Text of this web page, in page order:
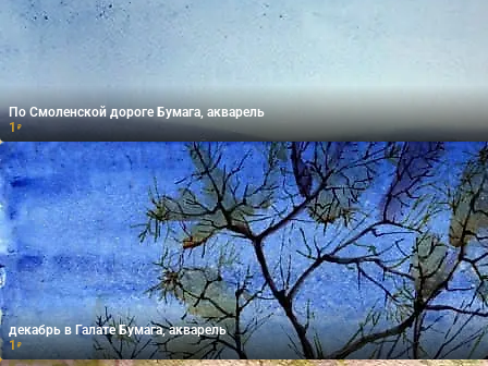
По Смоленской дороге Бумага, акварель
1₽
декабрь в Галате Бумага, акварель
1 ₽